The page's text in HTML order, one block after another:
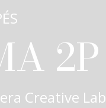
2P
Creative Lab